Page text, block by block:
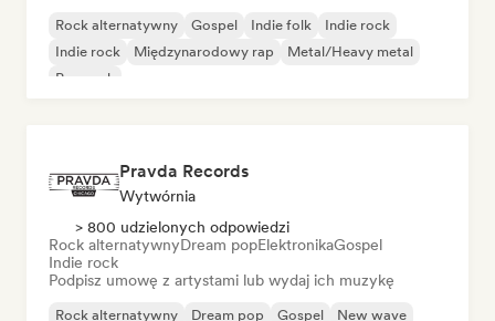
Rock alternatywny Gospel Indie folk
Indie rock
Indie rock
Międzynarodowy rap
Metal/Heavy metal
Pop rock
Pravda Records
Wytwórnia
> 800 udzielonych odpowiedzi
Rock alternatywnyDream popElektronikaGospel
Indie rock
Podpisz umowę z artystami lub wydaj ich muzykę
Rock alternatywny Dream pop Gospel
New wave